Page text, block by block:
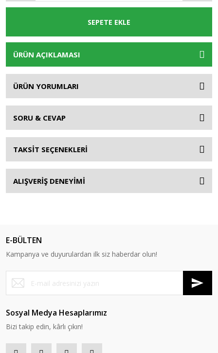
SEPETE EKLE
ÜRÜN AÇIKLAMASI
ÜRÜN YORUMLARI
SORU & CEVAP
TAKSİT SEÇENEKLERİ
ALIŞVERİŞ DENEYİMİ
E-BÜLTEN
Kampanya ve duyurulardan ilk siz haberdar olun!
Sosyal Medya Hesaplarımız
Bizi takip edin, kârlı çıkın!